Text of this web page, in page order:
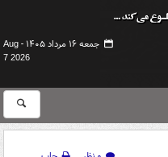
جمعه ۱۶ مرداد ۱۴۰۵ -
Aug
7 2026